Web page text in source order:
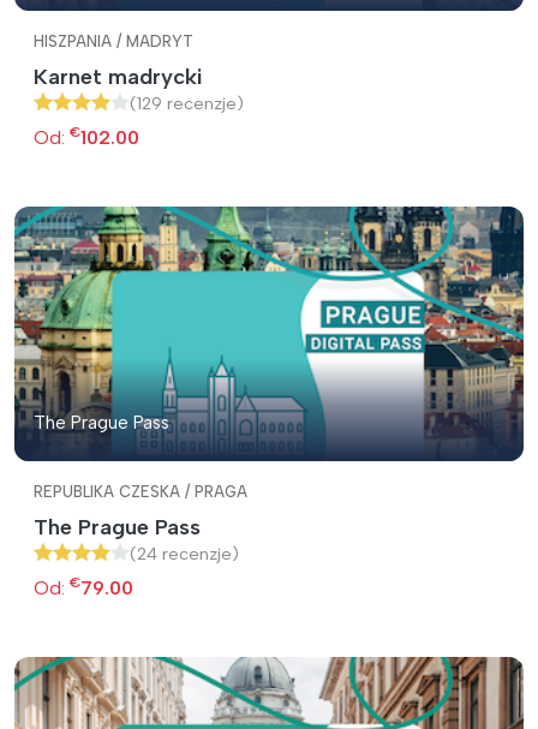
HISZPANIA / MADRYT
Karnet madrycki
(129 recenzje)
Od: €102.00
The Prague Pass
REPUBLIKA CZESKA / PRAGA
The Prague Pass
(24 recenzje)
Od: €79.00